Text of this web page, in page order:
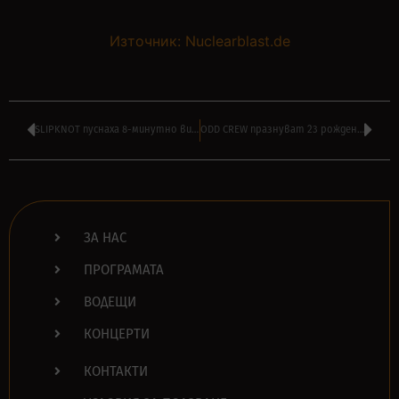
Източник: Nuclearblast.de
SLIPKNOT пуснаха 8-минутно видео в памет на ДЖОУИ ДЖОРДИСЪН ODD CREW празнуват 23 рожден ден – слушайте дълго интервю в 16:00
ЗА НАС
ПРОГРАМАТА
ВОДЕЩИ
КОНЦЕРТИ
КОНТАКТИ